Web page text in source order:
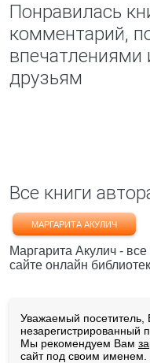
Понравилась
комментарий,
впечатлениями
друзьям
Все книги
МАРГАРИТА АКУЛИЧ
Маргарита Акулич -
сайте онлайн
Уважаемый посетитель,
незарегистрированный
Мы рекомендуем Вам
сайт под своим именем.